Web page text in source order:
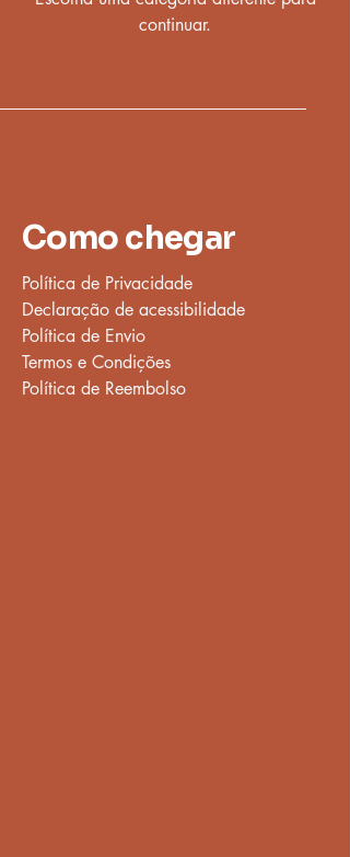
continuar.
Como chegar
Política de Privacidade
Declaração de acessibilidade
Política de Envio
Termos e Condições
Política de Reembolso